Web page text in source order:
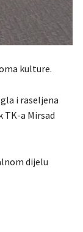
kulture.
i raseljena
TK-a Mirsad
dijelu